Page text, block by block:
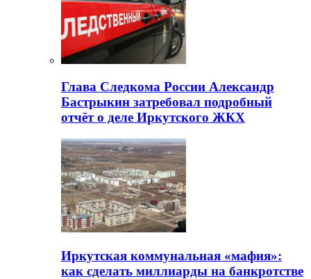
Глава Следкома России Александр
Бастрыкин затребовал подробный
отчёт о деле Иркутского ЖКХ
Иркутская коммунальная «мафия»:
как сделать миллиарды на банкротстве